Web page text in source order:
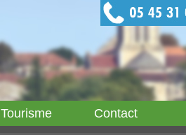
Tourisme Contact